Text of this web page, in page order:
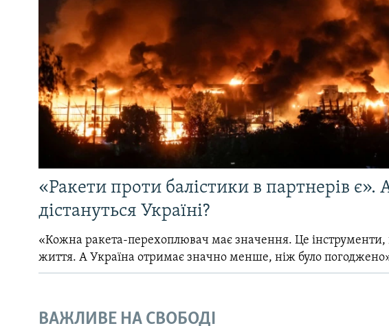
«Ракети проти балістики в партнерів є».
дістануться Україні?
«Кожна ракета-перехоплювач має значення. Це
життя. А Україна отримає значно менше, ніж було
ВАЖЛИВЕ НА СВОБОДІ